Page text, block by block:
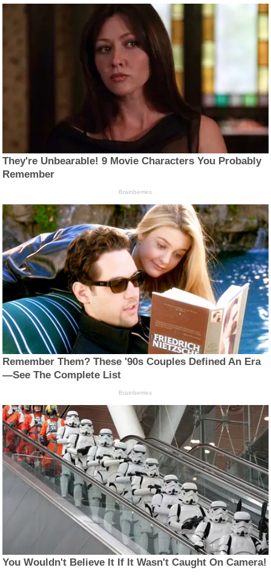
They're Unbearable! 9 Movie Characters You Probably
Remember
Brainberries
Remember Them? These '90s Couples Defined An Era
—See The Complete List
Brainberries
You Wouldn't Believe It If It Wasn't Caught On Camera!